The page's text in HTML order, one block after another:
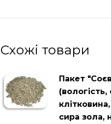
Схожі товари
Пакет
сира зола,